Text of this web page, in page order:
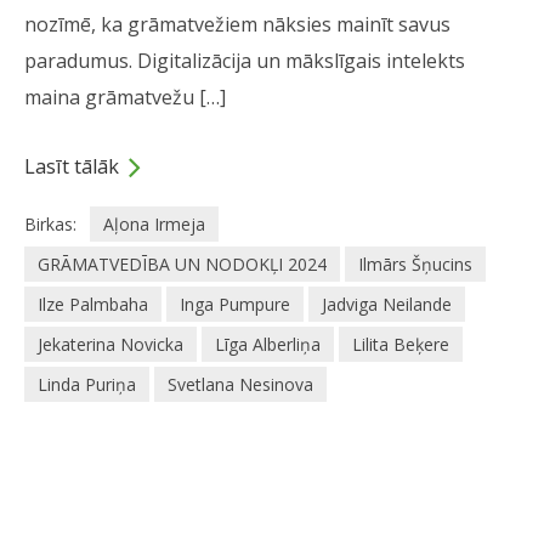
nozīmē, ka grāmatvežiem nāksies mainīt savus
paradumus. Digitalizācija un mākslīgais intelekts
maina grāmatvežu […]
Lasīt tālāk
Birkas:
Aļona Irmeja
GRĀMATVEDĪBA UN NODOKĻI 2024
Ilmārs Šņucins
Ilze Palmbaha
Inga Pumpure
Jadviga Neilande
Jekaterina Novicka
Līga Alberliņa
Lilita Beķere
Linda Puriņa
Svetlana Nesinova